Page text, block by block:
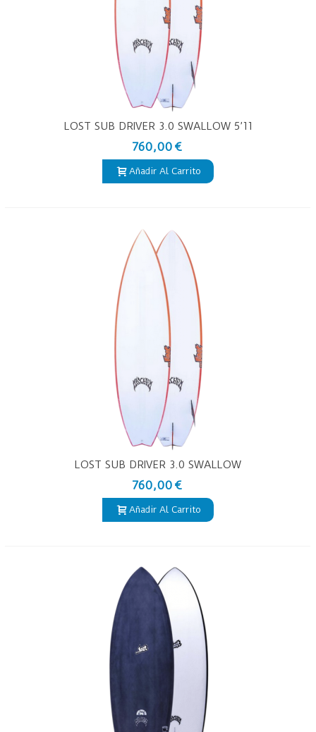
LOST SUB DRIVER 3.0 SWALLOW 5’11
– TABLA DE SURF PU
760,00 €
Añadir Al Carrito
LOST SUB DRIVER 3.0 SWALLOW
5’10 – TABLA DE SURF PU
760,00 €
Añadir Al Carrito